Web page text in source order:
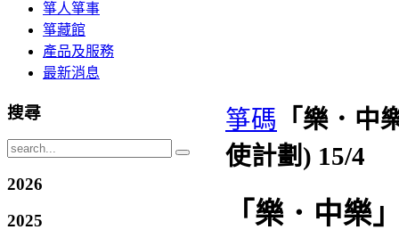
箏人箏事
箏藏館
產品及服務
最新消息
箏碼 「樂．中
使計劃) 15/4
「樂．中樂
搜尋
2026
2025